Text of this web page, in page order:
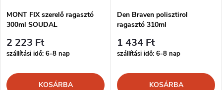
MONT FIX szerelő ragasztó
300ml SOUDAL
2 223 Ft
szállítási idő: 6-8 nap
KOSÁRBA
Den Braven polisztirol
ragasztó 310ml
1 434 Ft
szállítási idő: 6-8 nap
KOSÁRBA